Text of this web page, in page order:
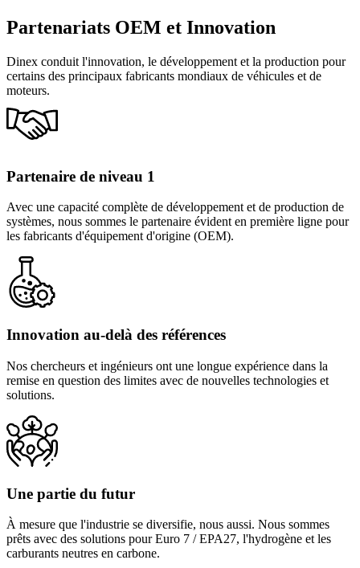
Partenariats OEM et Innovation
Dinex conduit l'innovation, le développement et la production pour
certains des principaux fabricants mondiaux de véhicules et de
moteurs.
Partenaire de niveau 1
Avec une capacité complète de développement et de production de
systèmes, nous sommes le partenaire évident en première ligne pour
les fabricants d'équipement d'origine (OEM).
Innovation au-delà des références
Nos chercheurs et ingénieurs ont une longue expérience dans la
remise en question des limites avec de nouvelles technologies et
solutions.
Une partie du futur
À mesure que l'industrie se diversifie, nous aussi. Nous sommes
prêts avec des solutions pour Euro 7 / EPA27, l'hydrogène et les
carburants neutres en carbone.